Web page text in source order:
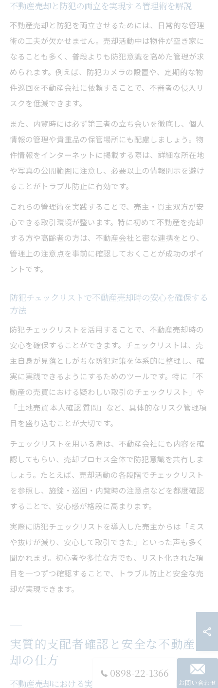
不動産売却と防犯の両立を実現する管理術を解説
不動産売却と防犯を両立させるためには、日常的な管理
術の工夫が欠かせません。売却活動中は物件が空き家に
なることも多く、普段よりも防犯意識を高めた管理が求
められます。例えば、防犯カメラの設置や、定期的な物
件巡回を不動産会社に依頼することで、不審者の侵入リ
スクを低減できます。
また、内覧時には必ず第三者の立ち会いを徹底し、個人
情報の管理や貴重品の保管場所にも配慮しましょう。物
件情報をインターネットに掲載する際は、詳細な所在地
や写真の公開範囲に注意し、必要以上の情報開示を避け
ることがトラブル防止に有効です。
これらの管理術を実践することで、売主・買主双方が安
心できる取引環境が整います。特に初めて不動産を売却
する方や高齢者の方は、不動産会社と密な連携をとり、
管理上の注意点を事前に確認しておくことが成功のポイ
ントです。
防犯チェックリストで不動産売却時の安心を確保する
方法
防犯チェックリストを活用することで、不動産売却時の
安心を確保することができます。チェックリストは、売
主自身が見落としがちな防犯対策を体系的に整理し、確
実に実践できるようにするためのツールです。特に「不
動産の売買における疑わしい取引のチェックリスト」や
「土地売買 本人確認 質問」など、具体的なリスク管理項
目を盛り込むことが大切です。
チェックリストを用いる際は、不動産会社にも内容を確
認してもらい、売却プロセス全体で防犯意識を共有しま
しょう。たとえば、売却活動の各段階でチェックリスト
を参照し、施錠・巡回・内覧時の注意点などを都度確認
することで、安心感が格段に高まります。
実際に防犯チェックリストを導入した売主からは「ミス
や抜けが減り、安心して取引できた」といった声も多く
聞かれます。初心者や多忙な方でも、リスト化された項
目を一つずつ確認することで、トラブル防止と安全な売
却が実現できます。
実質的支配者確認と安全な不動産売
却の仕方
不動産売却における実質的支配者確認の重要性を解説
0898-22-1366
お問い合わせ